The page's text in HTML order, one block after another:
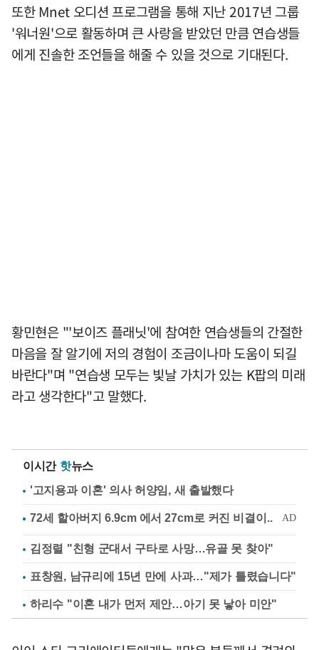
또한 Mnet 오디션 프로그램을 통해 지난 2017년 그룹
'워너원'으로 활동하며 큰 사랑을 받았던 만큼 연습생들
에게 진솔한 조언들을 해줄 수 있을 것으로 기대된다.
황민현은 "'보이즈 플래닛'에 참여한 연습생들의 간절한
마음을 잘 알기에 저의 경험이 조금이나마 도움이 되길
바란다"며 "연습생 모두는 빛날 가치가 있는 K팝의 미래
라고 생각한다"고 말했다.
이시간 핫뉴스
'고지용과 이혼' 의사 허양임, 새 출발했다
김정렬 "친형 군대서 구타로 사망…유골 못 찾아"
표창원, 남규리에 15년 만에 사과…"제가 틀렸습니다"
하리수 "이혼 내가 먼저 제안…아기 못 낳아 미안"